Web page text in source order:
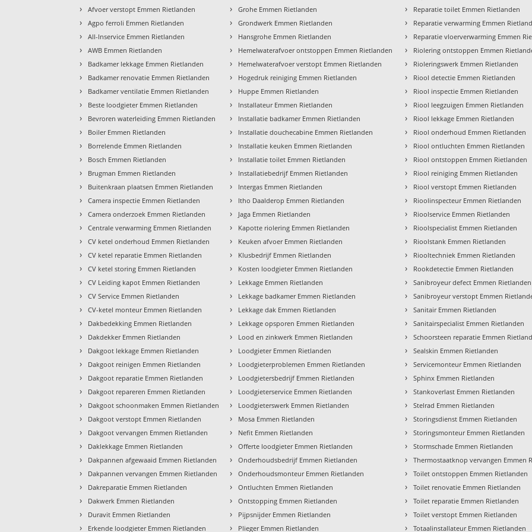
› Afvoer verstopt Emmen Rietlanden
› Agpo ferroli Emmen Rietlanden
› All-Inservice Emmen Rietlanden
› AWB Emmen Rietlanden
› Badkamer lekkage Emmen Rietlanden
› Badkamer renovatie Emmen Rietlanden
› Badkamer ventilatie Emmen Rietlanden
› Beste loodgieter Emmen Rietlanden
› Bevroren waterleiding Emmen Rietlanden
› Boiler Emmen Rietlanden
› Borrelende Emmen Rietlanden
› Bosch Emmen Rietlanden
› Brugman Emmen Rietlanden
› Buitenkraan plaatsen Emmen Rietlanden
› Camera inspectie Emmen Rietlanden
› Camera onderzoek Emmen Rietlanden
› Centrale verwarming Emmen Rietlanden
› CV ketel onderhoud Emmen Rietlanden
› CV ketel reparatie Emmen Rietlanden
› CV ketel storing Emmen Rietlanden
› CV Leiding kapot Emmen Rietlanden
› CV Service Emmen Rietlanden
› CV-ketel monteur Emmen Rietlanden
› Dakbedekking Emmen Rietlanden
› Dakdekker Emmen Rietlanden
› Dakgoot lekkage Emmen Rietlanden
› Dakgoot reinigen Emmen Rietlanden
› Dakgoot reparatie Emmen Rietlanden
› Dakgoot repareren Emmen Rietlanden
› Dakgoot schoonmaken Emmen Rietlanden
› Dakgoot verstopt Emmen Rietlanden
› Dakgoot vervangen Emmen Rietlanden
› Daklekkage Emmen Rietlanden
› Dakpannen afgewaaid Emmen Rietlanden
› Dakpannen vervangen Emmen Rietlanden
› Dakreparatie Emmen Rietlanden
› Dakwerk Emmen Rietlanden
› Duravit Emmen Rietlanden
› Erkende loodgieter Emmen Rietlanden
› Grohe Emmen Rietlanden
› Grondwerk Emmen Rietlanden
› Hansgrohe Emmen Rietlanden
› Hemelwaterafvoer ontstoppen Emmen Rietlanden
› Hemelwaterafvoer verstopt Emmen Rietlanden
› Hogedruk reiniging Emmen Rietlanden
› Huppe Emmen Rietlanden
› Installateur Emmen Rietlanden
› Installatie badkamer Emmen Rietlanden
› Installatie douchecabine Emmen Rietlanden
› Installatie keuken Emmen Rietlanden
› Installatie toilet Emmen Rietlanden
› Installatiebedrijf Emmen Rietlanden
› Intergas Emmen Rietlanden
› Itho Daalderop Emmen Rietlanden
› Jaga Emmen Rietlanden
› Kapotte riolering Emmen Rietlanden
› Keuken afvoer Emmen Rietlanden
› Klusbedrijf Emmen Rietlanden
› Kosten loodgieter Emmen Rietlanden
› Lekkage Emmen Rietlanden
› Lekkage badkamer Emmen Rietlanden
› Lekkage dak Emmen Rietlanden
› Lekkage opsporen Emmen Rietlanden
› Lood en zinkwerk Emmen Rietlanden
› Loodgieter Emmen Rietlanden
› Loodgieterproblemen Emmen Rietlanden
› Loodgietersbedrijf Emmen Rietlanden
› Loodgieterservice Emmen Rietlanden
› Loodgieterswerk Emmen Rietlanden
› Mosa Emmen Rietlanden
› Nefit Emmen Rietlanden
› Offerte loodgieter Emmen Rietlanden
› Onderhoudsbedrijf Emmen Rietlanden
› Onderhoudsmonteur Emmen Rietlanden
› Ontluchten Emmen Rietlanden
› Ontstopping Emmen Rietlanden
› Pijpsnijder Emmen Rietlanden
› Plieger Emmen Rietlanden
› Reparatie toilet Emmen Rietlanden
› Reparatie verwarming Emmen
› Reparatie vloerverwarming Emmen
› Riolering ontstoppen Emmen
› Rioleringswerk Emmen Rietlanden
› Riool detectie Emmen Rietlanden
› Riool inspectie Emmen Rietlanden
› Riool leegzuigen Emmen Rietlanden
› Riool lekkage Emmen Rietlanden
› Riool onderhoud Emmen Rietlanden
› Riool ontluchten Emmen Rietlanden
› Riool ontstoppen Emmen Rietlanden
› Riool reiniging Emmen Rietlanden
› Riool verstopt Emmen Rietlanden
› Rioolinspecteur Emmen Rietlanden
› Rioolservice Emmen Rietlanden
› Rioolspecialist Emmen Rietlanden
› Rioolstank Emmen Rietlanden
› Riooltechniek Emmen Rietlanden
› Rookdetectie Emmen Rietlanden
› Sanibroyeur defect Emmen Rietlanden
› Sanibroyeur verstopt Emmen
› Sanitair Emmen Rietlanden
› Sanitairspecialist Emmen Rietlanden
› Schoorsteen reparatie Emmen
› Sealskin Emmen Rietlanden
› Servicemonteur Emmen Rietlanden
› Sphinx Emmen Rietlanden
› Stankoverlast Emmen Rietlanden
› Stelrad Emmen Rietlanden
› Storingsdienst Emmen Rietlanden
› Storingsmonteur Emmen Rietlanden
› Stormschade Emmen Rietlanden
› Thermostaatknop vervangen Emmen
› Toilet ontstoppen Emmen Rietlanden
› Toilet renovatie Emmen Rietlanden
› Toilet reparatie Emmen Rietlanden
› Toilet verstopt Emmen Rietlanden
› Totaalinstallateur Emmen Rietlanden